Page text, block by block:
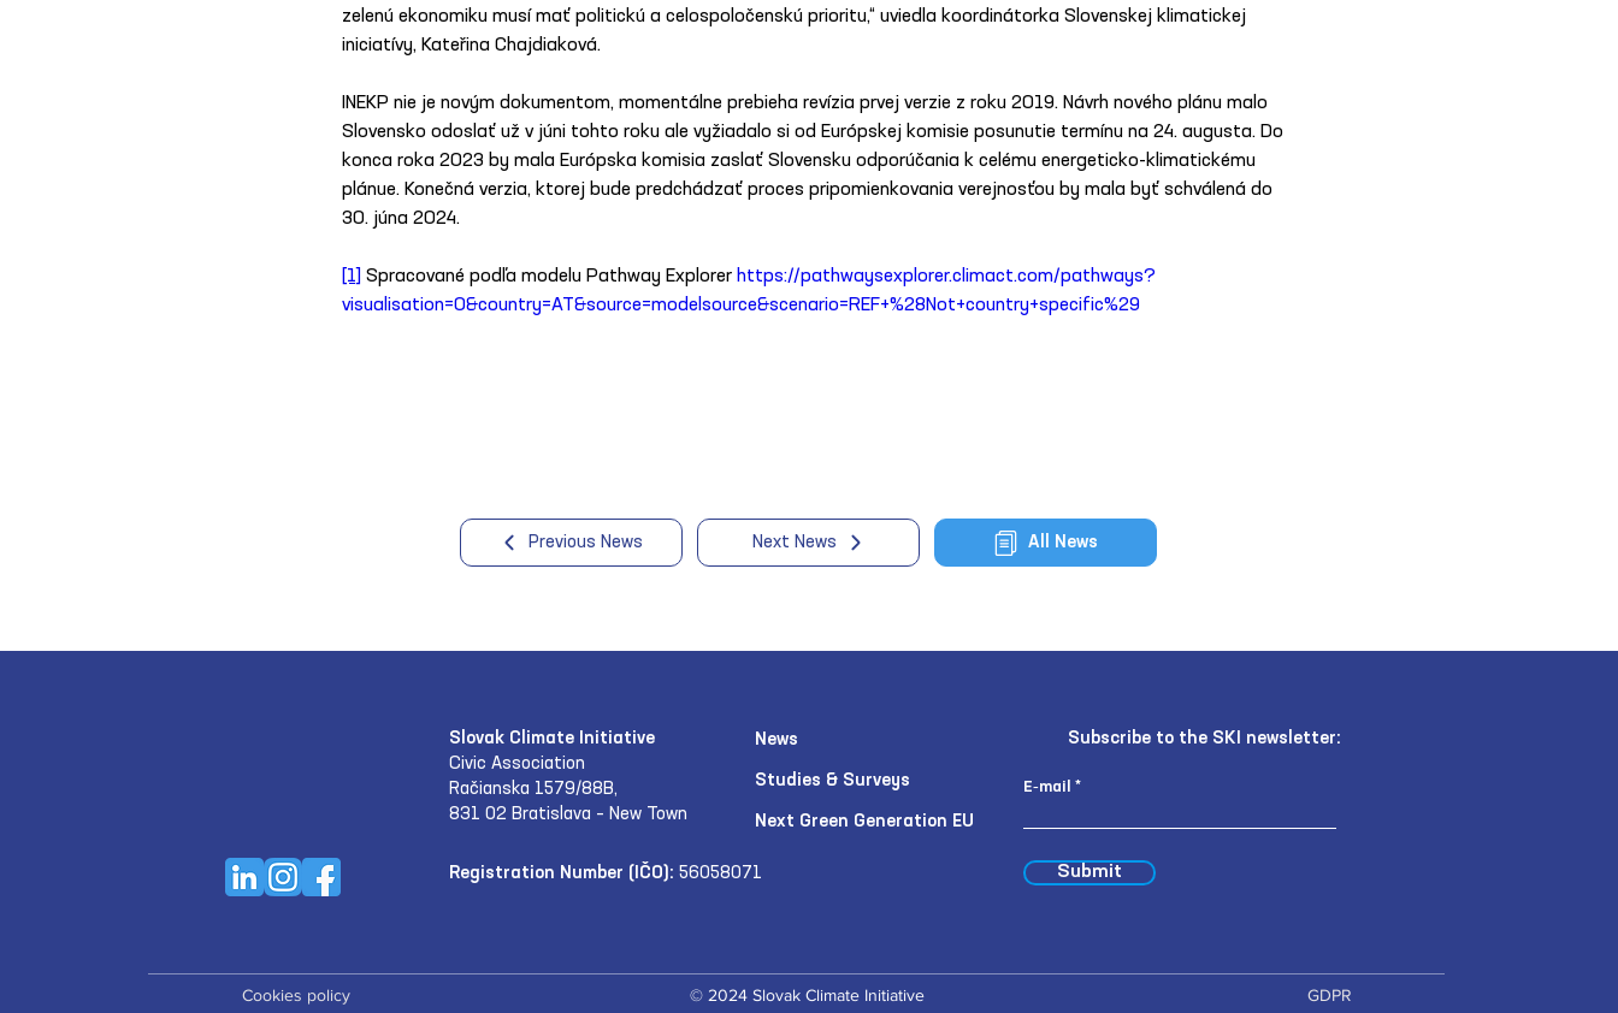
zelenú ekonomiku musí mať politickú a celospoločenskú prioritu,“ uviedla koordinátorka Slovenskej klimatickej
iniciatívy, Kateřina Chajdiaková.
INEKP nie je novým dokumentom, momentálne prebieha revízia prvej verzie z roku 2019. Návrh nového plánu malo
Slovensko odoslať už v júni tohto roku ale vyžiadalo si od Európskej komisie posunutie termínu na 24. augusta. Do
konca roka 2023 by mala Európska komisia zaslať Slovensku odporúčania k celému energeticko-klimatickému
plánue. Konečná verzia, ktorej bude predchádzať proces pripomienkovania verejnosťou by mala byť schválená do
3O. júna 2024.
[1] Spracované podľa modelu Pathway Explorer https://pathwaysexplorer.climact.com/pathways?
visualisation=0&country=AT&source=modelsource&scenario=REF+%28Not+country+specific%29
Previous News Next News All News
Slovak Climate Initiative
Civic Association
Račianska 1579/88B,
831 02 Bratislava – New Town
News
Studies & Surveys
Next Green Generation EU
Registration Number (IČO): 56058071
Subscribe to the SKI newsletter:
E‑mail
Submit
Cookies policy © 2024 Slovak Climate Initiative GDPR